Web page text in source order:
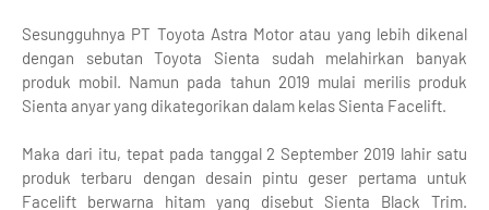
Sesungguhnya PT Toyota Astra Motor atau yang lebih dikenal
dengan sebutan Toyota Sienta sudah melahirkan banyak
produk mobil. Namun pada tahun 2019 mulai merilis produk
Sienta anyar yang dikategorikan dalam kelas Sienta Facelift.
Maka dari itu, tepat pada tanggal 2 September 2019 lahir satu
produk terbaru dengan desain pintu geser pertama untuk
Facelift berwarna hitam yang disebut Sienta Black Trim.